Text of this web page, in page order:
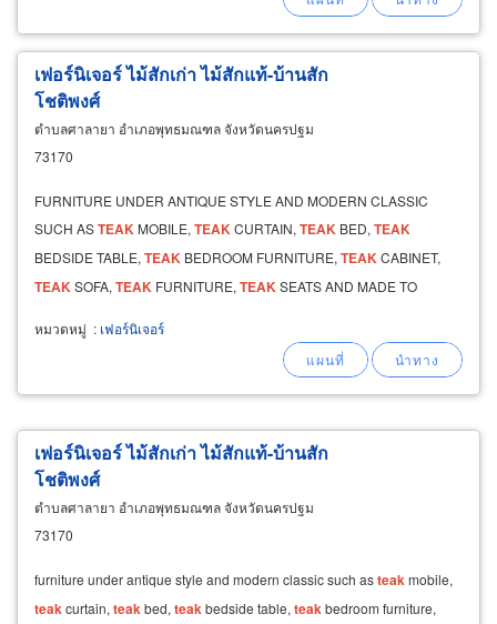
เฟอร์นิเจอร์ ไม้สักเก่า ไม้สักแท้-บ้านสัก
โชติพงศ์
ตำบลศาลายา อำเภอพุทธมณฑล จังหวัดนครปฐม
73170
FURNITURE UNDER ANTIQUE STYLE AND MODERN CLASSIC
SUCH ASTEAK MOBILE, TEAK CURTAIN, TEAK BED, TEAK
BEDSIDE TABLE, TEAK BEDROOM FURNITURE, TEAK CABINET,
TEAK SOFA, TEAK FURNITURE, TEAK SEATS AND MADE TO
หมวดหมู่ : เฟอร์นิเจอร์
เฟอร์นิเจอร์ ไม้สักเก่า ไม้สักแท้-บ้านสัก
โชติพงศ์
ตำบลศาลายา อำเภอพุทธมณฑล จังหวัดนครปฐม
73170
furniture under antique style and modern classic such asteak mobile,
teak curtain, teak bed, teak bedside table, teak bedroom furniture,